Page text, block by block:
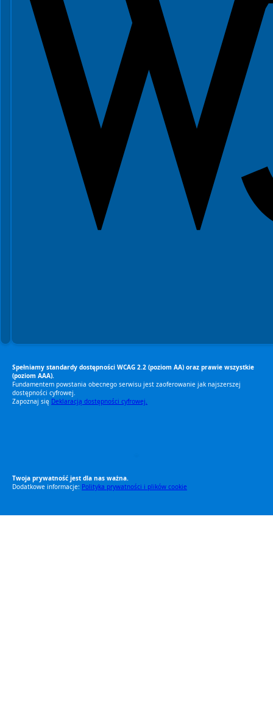
Spełniamy standardy dostępności WCAG 2.2 (poziom AA) oraz prawie wszystkie
(poziom AAA).
Fundamentem powstania obecnego serwisu jest zaoferowanie jak najszerszej
dostępności cyfrowej.
Zapoznaj się Deklaracją dostępności cyfrowej.
Twoja prywatność jest dla nas ważna.
Dodatkowe informacje: Polityka prywatności i plików cookie